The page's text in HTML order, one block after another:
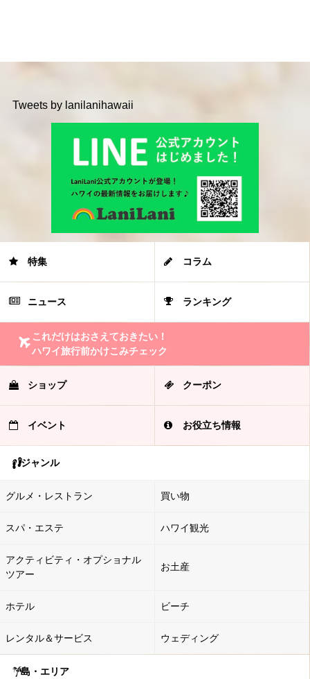
Tweets by lanilanihawaii
特集 コラム
ニュース ランキング
これだけはおさえておきたい！
ハワイ旅行前かけこみチェック
ショップ クーポン
イベント お役立ち情報
ジャンル
グルメ・レストラン 買い物
スパ・エステ ハワイ観光
アクティビティ・オプショナル
ツアー
お土産
ホテル ビーチ
レンタル＆サービス ウェディング
島・エリア